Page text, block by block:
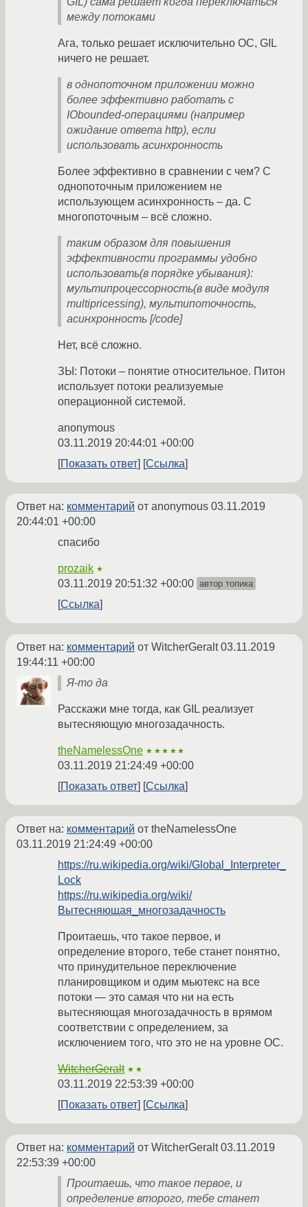
между потоками
Ага, только решает исключительно ОС, GIL
ничего не решает.
в однопоточном приложении можно
более эффективно работать с
IObounded-операциями (например
ожидание ответа http), если
использовать асинхронность
Более эффективно в сравнении с чем? С
однопоточным приложением не
использующем асинхронность – да. С
многопоточным – всё сложно.
таким образом для повышения
эффективности программы удобно
использовать(в порядке убывания):
мультипроцессорность(в виде модуля
multipricessing), мультипоточность,
асинхронность [/code]
Нет, всё сложно.
ЗЫ: Потоки – понятие относительное. Питон
использует потоки реализуемые
операционной системой.
anonymous
03.11.2019 20:44:01 +00:00
Показать ответ
Ссылка
Ответ на: комментарий от anonymous 03.11.2019
20:44:01 +00:00
спасибо
prozaik ★
03.11.2019 20:51:32 +00:00 автор топика
Ссылка
Ответ на: комментарий от WitcherGeralt03.11.2019
19:44:11 +00:00
Я-то да
Расскажи мне тогда, как GIL реализует
вытесняющую многозадачность.
theNamelessOne ★★★★★
03.11.2019 21:24:49 +00:00
Показать ответ
Ссылка
Ответ на: комментарий от theNamelessOne
03.11.2019 21:24:49 +00:00
https://ru.wikipedia.org/wiki/Global_Interpreter_
Lock
https://ru.wikipedia.org/wiki/
Вытесняющая_многозадачность
Проитаешь, что такое первое, и
определение второго, тебе станет понятно,
что принудительное переключение
планировщиком и одим мьютекс на все
потоки — это самая что ни на есть
вытесняющая многозадачность в врямом
соответствии с определением, за
исключением того, что это не на уровне ОС.
WitcherGeralt ★★
03.11.2019 22:53:39 +00:00
Показать ответ
Ссылка
Ответ на: комментарий от WitcherGeralt03.11.2019
22:53:39 +00:00
Проитаешь, что такое первое, и
определение второго, тебе станет